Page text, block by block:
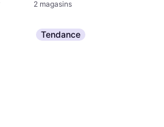
2 magasins
Tendance